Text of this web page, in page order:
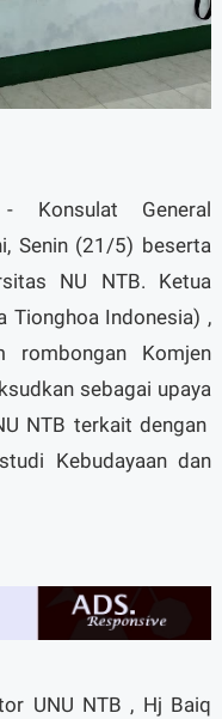
- Konsulat General
Senin (21/5) beserta
NU NTB. Ketua
Tionghoa Indonesia) ,
Komjen
sebagai upaya
NTB terkait dengan
Kebudayaan dan
UNU NTB , Hj Baiq